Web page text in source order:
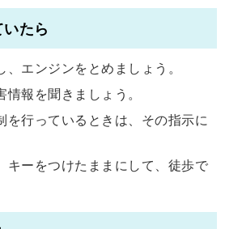
たら
、エンジンをとめましょう。
情報を聞きましょう。
を行っているときは、その指示に
キーをつけたままにして、徒歩で